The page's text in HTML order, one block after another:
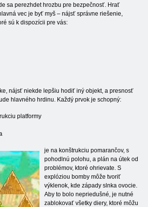
sa perezhdet hrozbu pre bezpečnosť. Hrať
vec je byť myš – nájsť správne riešenie,
sú k dispozícii pre vás:
nájsť niekde lepšiu hodiť iný objekt, a presnosť
hlavného hrdinu. Každý prvok je schopný:
platformy
je na konštrukciu pomarančov, s
pohodlnú polohu, a plán na útek od
problémov, ktoré ohrievate. S
explóziou bomby môže tvoriť
výklenok, kde západy slnka ovocie.
Aby to bolo nepriedušné, je nutné
zablokovať všetky diery, ktoré môžu